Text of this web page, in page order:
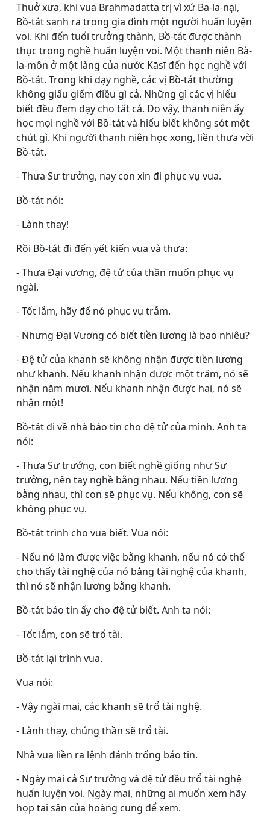
Thuở xưa, khi vua Brahmadatta trị vì xứ Ba-la-nại,
Bồ-tát sanh ra trong gia đình một người huấn luyện
voi. Khi đến tuổi trưởng thành, Bồ-tát được thành
thục trong nghề huấn luyện voi. Một thanh niên Bà-
la-môn ở một làng của nước Kāsī đến học nghề với
Bồ-tát. Trong khi dạy nghề, các vị Bồ-tát thường
không giấu giếm điều gì cả. Những gì các vị hiểu
biết đều đem dạy cho tất cả. Do vậy, thanh niên ấy
học mọi nghề với Bồ-tát và hiểu biết không sót một
chút gì. Khi người thanh niên học xong, liền thưa vời
Bồ-tát.
- Thưa Sư trưởng, nay con xin đi phục vụ vua.
Bồ-tát nói:
- Lành thay!
Rồi Bồ-tát đi đến yết kiến vua và thưa:
- Thưa Ðại vương, đệ tử của thần muốn phục vụ
ngài.
- Tốt lắm, hãy để nó phục vụ trẫm.
- Nhưng Ðại Vương có biết tiền lương là bao nhiêu?
- Ðệ tử của khanh sẽ không nhận được tiền lương
như khanh. Nếu khanh nhận được một trăm, nó sẽ
nhận năm mươi. Nếu khanh nhận được hai, nó sẽ
nhận một!
Bồ-tát đi về nhà báo tin cho đệ tử của mình. Anh ta
nói:
- Thưa Sư trưởng, con biết nghề giống như Sư
trưởng, nên tay nghề bằng nhau. Nếu tiền lương
bằng nhau, thì con sẽ phục vụ. Nếu không, con sẽ
không phục vụ.
Bồ-tát trình cho vua biết. Vua nói:
- Nếu nó làm được việc bằng khanh, nếu nó có thể
cho thấy tài nghệ của nó bằng tài nghệ của khanh,
thì nó sẽ nhận lương bằng khanh.
Bồ-tát báo tin ấy cho đệ tử biết. Anh ta nói:
- Tốt lắm, con sẽ trổ tài.
Bồ-tát lại trình vua.
Vua nói:
- Vậy ngài mai, các khanh sẽ trổ tài nghệ.
- Lành thay, chúng thần sẽ trổ tài.
Nhà vua liền ra lệnh đánh trống báo tin.
- Ngày mai cả Sư trưởng và đệ tử đều trổ tài nghệ
huấn luyện voi. Ngày mai, những ai muốn xem hãy
họp tai sân của hoàng cung để xem.